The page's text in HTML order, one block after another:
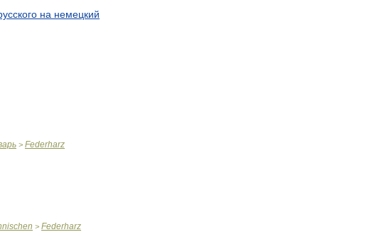
на немецкий
> Federharz
> Federharz